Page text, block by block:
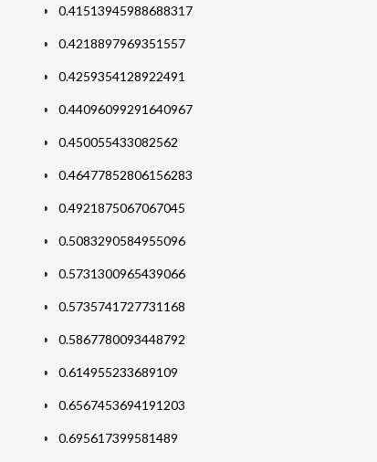
0.41513945988688317
0.4218897969351557
0.4259354128922491
0.44096099291640967
0.450055433082562
0.46477852806156283
0.4921875067067045
0.5083290584955096
0.5731300965439066
0.5735741727731168
0.5867780093448792
0.614955233689109
0.6567453694191203
0.695617399581489